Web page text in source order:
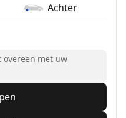
Achter
overeen met uw